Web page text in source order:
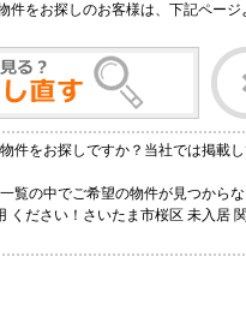
件をお探しのお客様は、下記ページ
件をお探しですか？当社では掲載
覧の中でご希望の物件が見つから
ください！さいたま市桜区 未入居